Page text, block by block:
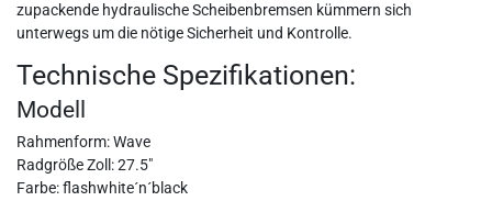
zupackende hydraulische Scheibenbremsen kümmern sich
unterwegs um die nötige Sicherheit und Kontrolle.
Technische Spezifikationen:
Modell
Rahmenform: Wave
Radgröße Zoll: 27.5"
Farbe: flashwhite´n´black